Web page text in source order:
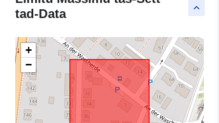
keyboard_arrow_up
tad-Data
+
−